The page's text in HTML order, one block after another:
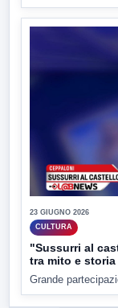
23 GIUGNO 2026
CULTURA
"Sussurri al
tra mito e storia
Grande